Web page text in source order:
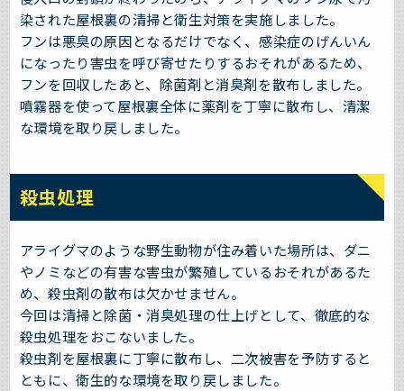
染された屋根裏の清掃と衛生対策を実施しました。
フンは悪臭の原因となるだけでなく、感染症のげんいん
になったり害虫を呼び寄せたりするおそれがあるため、
フンを回収したあと、除菌剤と消臭剤を散布しました。
噴霧器を使って屋根裏全体に薬剤を丁寧に散布し、清潔
な環境を取り戻しました。
殺虫処理
アライグマのような野生動物が住み着いた場所は、ダニ
やノミなどの有害な害虫が繁殖しているおそれがあるた
め、殺虫剤の散布は欠かせません。
今回は清掃と除菌・消臭処理の仕上げとして、徹底的な
殺虫処理をおこないました。
殺虫剤を屋根裏に丁寧に散布し、二次被害を予防すると
ともに、衛生的な環境を取り戻しました。